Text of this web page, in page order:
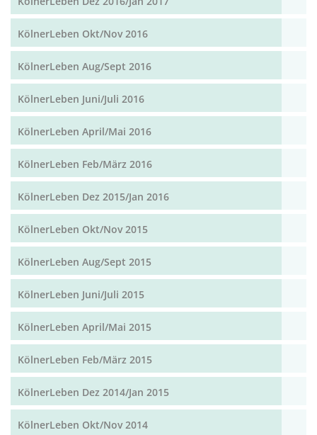
KölnerLeben Okt/Nov 2016
KölnerLeben Aug/Sept 2016
KölnerLeben Juni/Juli 2016
KölnerLeben April/Mai 2016
KölnerLeben Feb/März 2016
KölnerLeben Dez 2015/Jan 2016
KölnerLeben Okt/Nov 2015
KölnerLeben Aug/Sept 2015
KölnerLeben Juni/Juli 2015
KölnerLeben April/Mai 2015
KölnerLeben Feb/März 2015
KölnerLeben Dez 2014/Jan 2015
KölnerLeben Okt/Nov 2014